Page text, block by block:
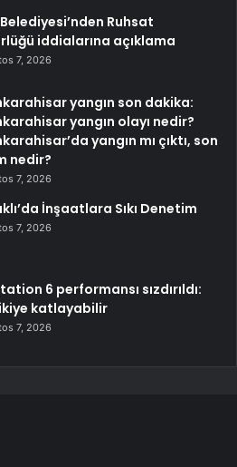
Ruhsat
iddialarına açıklama
7, 2026
yangın son dakika:
yangın olayı nedir?
yangın mı çıktı, son
nedir?
7, 2026
İnşaatlara Sıkı Denetim
7, 2026
6 performansı sızdırıldı:
ikiye katlayabilir
7, 2026